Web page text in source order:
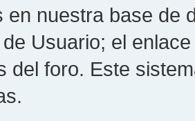
en nuestra base de
Usuario; el
del foro. Este